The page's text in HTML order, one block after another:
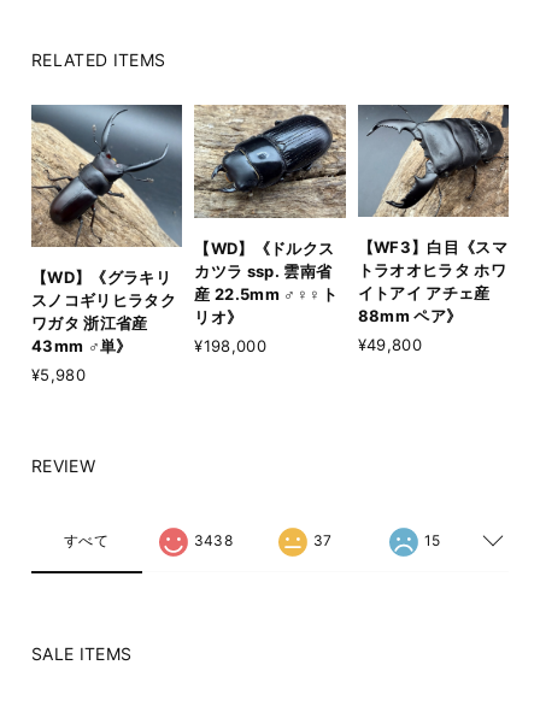
RELATED ITEMS
【WD】《グラキリ
スノコギリヒラタク
ワガタ 浙江省産
43mm ♂単》
¥5,980
【WD】《ドルクス
カツラ ssp. 雲南省
産 22.5mm ♂♀♀ト
リオ》
¥198,000
【WF3】白目《スマ
トラオオヒラタ ホワ
イトアイ アチェ産
88mm ペア》
¥49,800
REVIEW
すべて 3438 37 15
SALE ITEMS